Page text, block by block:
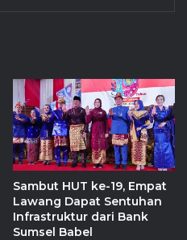
Sambut HUT ke-19, Empat
Lawang Dapat Sentuhan
Infrastruktur dari Bank
Sumsel Babel